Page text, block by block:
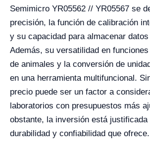
Semimicro YR05562 // YR05567 se
precisión, la función de calibración
y su capacidad para almacenar
Además, su versatilidad en
de animales y la conversión de
en una herramienta multifuncional.
precio puede ser un factor a
laboratorios con presupuestos más
obstante, la inversión está
durabilidad y confiabilidad que ofrece.